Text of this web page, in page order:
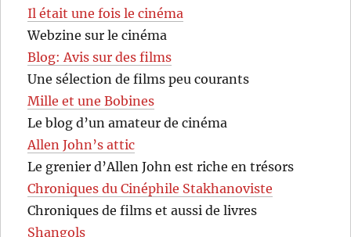
Il était une fois le cinéma
Webzine sur le cinéma
Blog: Avis sur des films
Une sélection de films peu courants
Mille et une Bobines
Le blog d’un amateur de cinéma
Allen John’s attic
Le grenier d’Allen John est riche en trésors
Chroniques du Cinéphile Stakhanoviste
Chroniques de films et aussi de livres
Shangols